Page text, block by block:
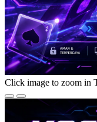
Click image to zoom in